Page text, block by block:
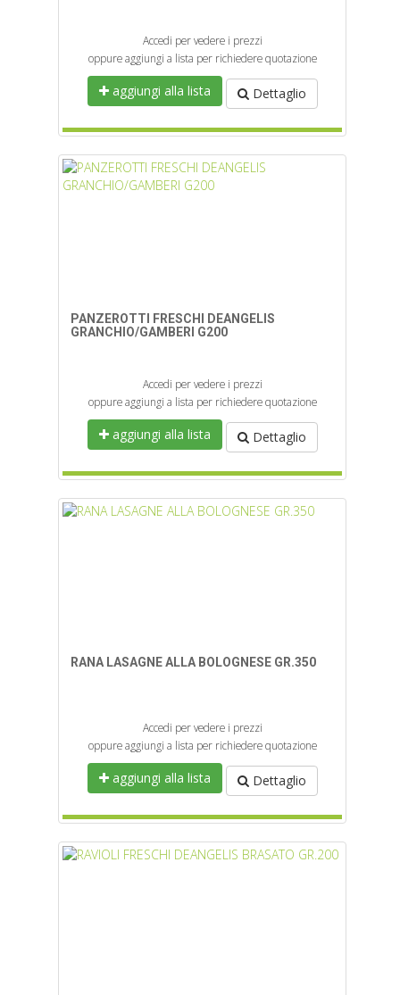
Accedi per vedere i prezzi
oppure aggiungi a lista per richiedere quotazione
aggiungi alla lista Dettaglio
PANZEROTTI FRESCHI DEANGELIS
GRANCHIO/GAMBERI G200
Accedi per vedere i prezzi
oppure aggiungi a lista per richiedere quotazione
aggiungi alla lista Dettaglio
RANA LASAGNE ALLA BOLOGNESE GR.350
Accedi per vedere i prezzi
oppure aggiungi a lista per richiedere quotazione
aggiungi alla lista Dettaglio